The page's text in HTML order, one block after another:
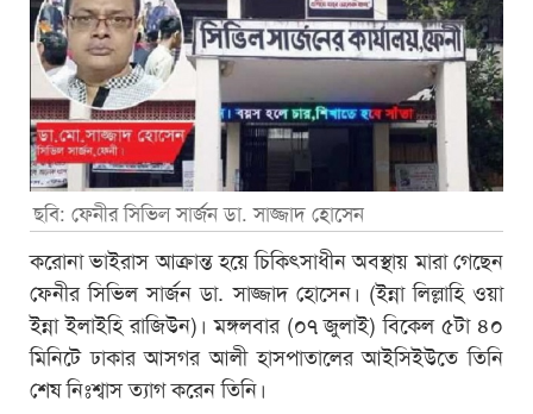
ছবি: ফেনীর সিভিল সার্জন ডা. সাজ্জাদ হোসেন
করোনা ভাইরাস আক্রান্ত হয়ে চিকিৎসাধীন অবস্থায় মারা গেছেন
ফেনীর সিভিল সার্জন ডা. সাজ্জাদ হোসেন। (ইন্না লিল্লাহি ওয়া
ইন্না ইলাইহি রাজিউন)। মঙ্গলবার (০৭ জুলাই) বিকেল ৫টা ৪০
মিনিটে ঢাকার আসগর আলী হাসপাতালের আইসিইউতে তিনি
শেষ নিঃশ্বাস ত্যাগ করেন তিনি।